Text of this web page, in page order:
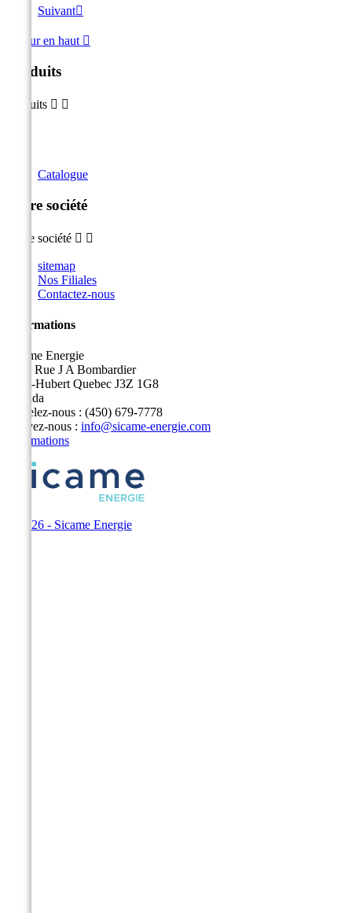
Suivant
Retour en haut 
Produits
Produits  
Catalogue
Notre société
Notre société  
sitemap
Nos Filiales
Contactez-nous
Informations
Sicame Energie
5400 Rue J A Bombardier
Saint-Hubert Quebec J3Z 1G8
Canada
Appelez-nous : (450) 679-7778
Écrivez-nous : info@sicame-energie.com
Informations
© 2026 - Sicame Energie